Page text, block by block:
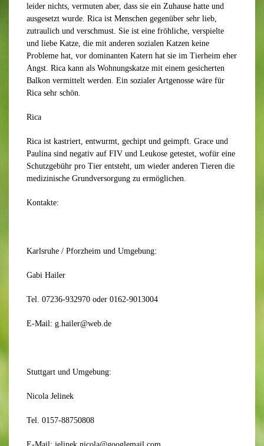
leider nichts, vermuten aber, dass sie ein Zuhause hatte und
ausgesetzt wurde. Rica ist Menschen gegenüber sehr lieb,
zutraulich und verschmust. Sie ist eine fröhliche, verspielte
und liebe Katze, die mit anderen sozialen Katzen keine
Probleme hat, vor dominanten Katern hat sie im Tierheim eher
Angst. Rica kann als Wohnungskatze mit einem gesicherten
Balkon vermittelt werden. Ein sozialer Artgenosse wäre für
Rica sehr schön.
Rica
Rica ist kastriert, entwurmt, gechipt und geimpft. Grace und
Paulina sind negativ auf FIV und Leukose getestet, wofür eine
Schutzgebühr pro Tier entsteht, um wieder anderen Tieren die
medizinische Grundversorgung zu ermöglichen.
Kontakte:
Karlsruhe / Pforzheim und Umgebung:
Gabi Hailer
Tel. 07236-932970 oder 0162-9013004
E-Mail: g.hailer@web.de
Stuttgart und Umgebung:
Nicola Jelinek
Tel. 0157-88750808